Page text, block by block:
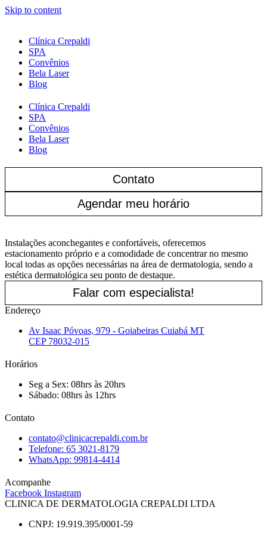
Skip to content
Clínica Crepaldi
SPA
Convênios
Bela Laser
Blog
Clínica Crepaldi
SPA
Convênios
Bela Laser
Blog
Contato
Agendar meu horário
Instalações aconchegantes e confortáveis, oferecemos
estacionamento próprio e a comodidade de concentrar no mesmo
local todas as opções necessárias na área de dermatologia, sendo a
estética dermatológica seu ponto de destaque.
Falar com especialista!
Endereço
Av Isaac Póvoas, 979 - Goiabeiras Cuiabá MT
CEP 78032-015
Horários
Seg a Sex: 08hrs às 20hrs
Sábado: 08hrs às 12hrs
Contato
contato@clinicacrepaldi.com.br
Telefone: 65 3021-8179
WhatsApp: 99814-4414
Acompanhe
Facebook Instagram
CLINICA DE DERMATOLOGIA CREPALDI LTDA
CNPJ: 19.919.395/0001-59